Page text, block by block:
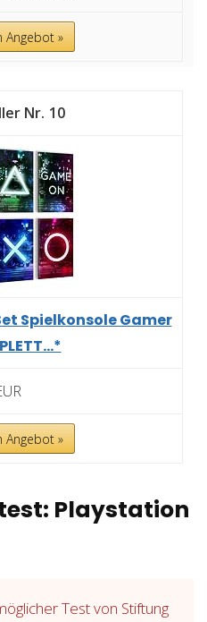
Angebot »
10
Spielkonsole Gamer
Angebot »
Playstation
Test von Stiftung